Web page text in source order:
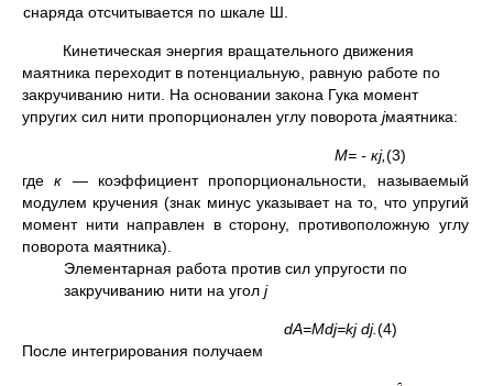
снаряда отсчитывается по шкале Ш.
Кинетическая энергия вращательного движения
маятника переходит в потенциальную, равную работе по
закручиванию нити. На основании закона Гука момент
упругих сил нити пропорционален углу поворота jмаятника:
М= - кj,(3)
гдек — коэффициент пропорциональности, называемый
модулем кручения (знак минус ука­зывает на то, что упругий
момент нити направлен в сторону, противоположную углу
поворо­та маятника).
Элементарная работа против сил упругости по
закручиванию нити на уголj
dA=Mdj=kjdj.(4)
После интегрирования получаем